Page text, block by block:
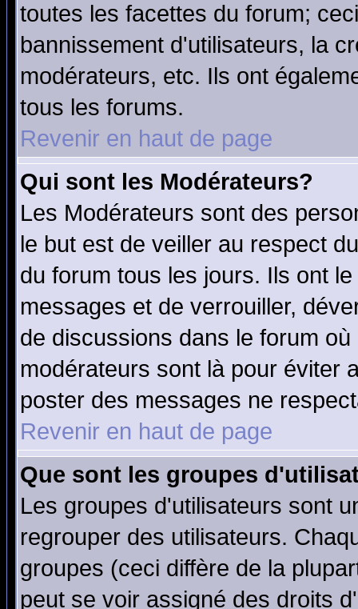
toutes les facettes du forum;
bannissement d'utilisateurs, la
modérateurs, etc. Ils ont
tous les forums.
Revenir en haut de page
Qui sont les Modérateurs?
Les Modérateurs sont des
le but est de veiller au respect
du forum tous les jours. Ils ont
messages et de verrouiller,
de discussions dans le forum
modérateurs sont là pour éviter
poster des messages ne
Revenir en haut de page
Que sont les groupes
Les groupes d'utilisateurs sont
regrouper des utilisateurs.
groupes (ceci diffère de la
peut se voir assigné des droits